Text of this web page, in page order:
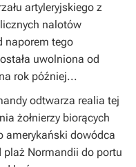
artyleryjskiego z
nalotów
naporem tego
uwolniona od
rok później...
odtwarza realia tej
żołnierzy biorących
amerykański dowódca
plaż Normandii do portu